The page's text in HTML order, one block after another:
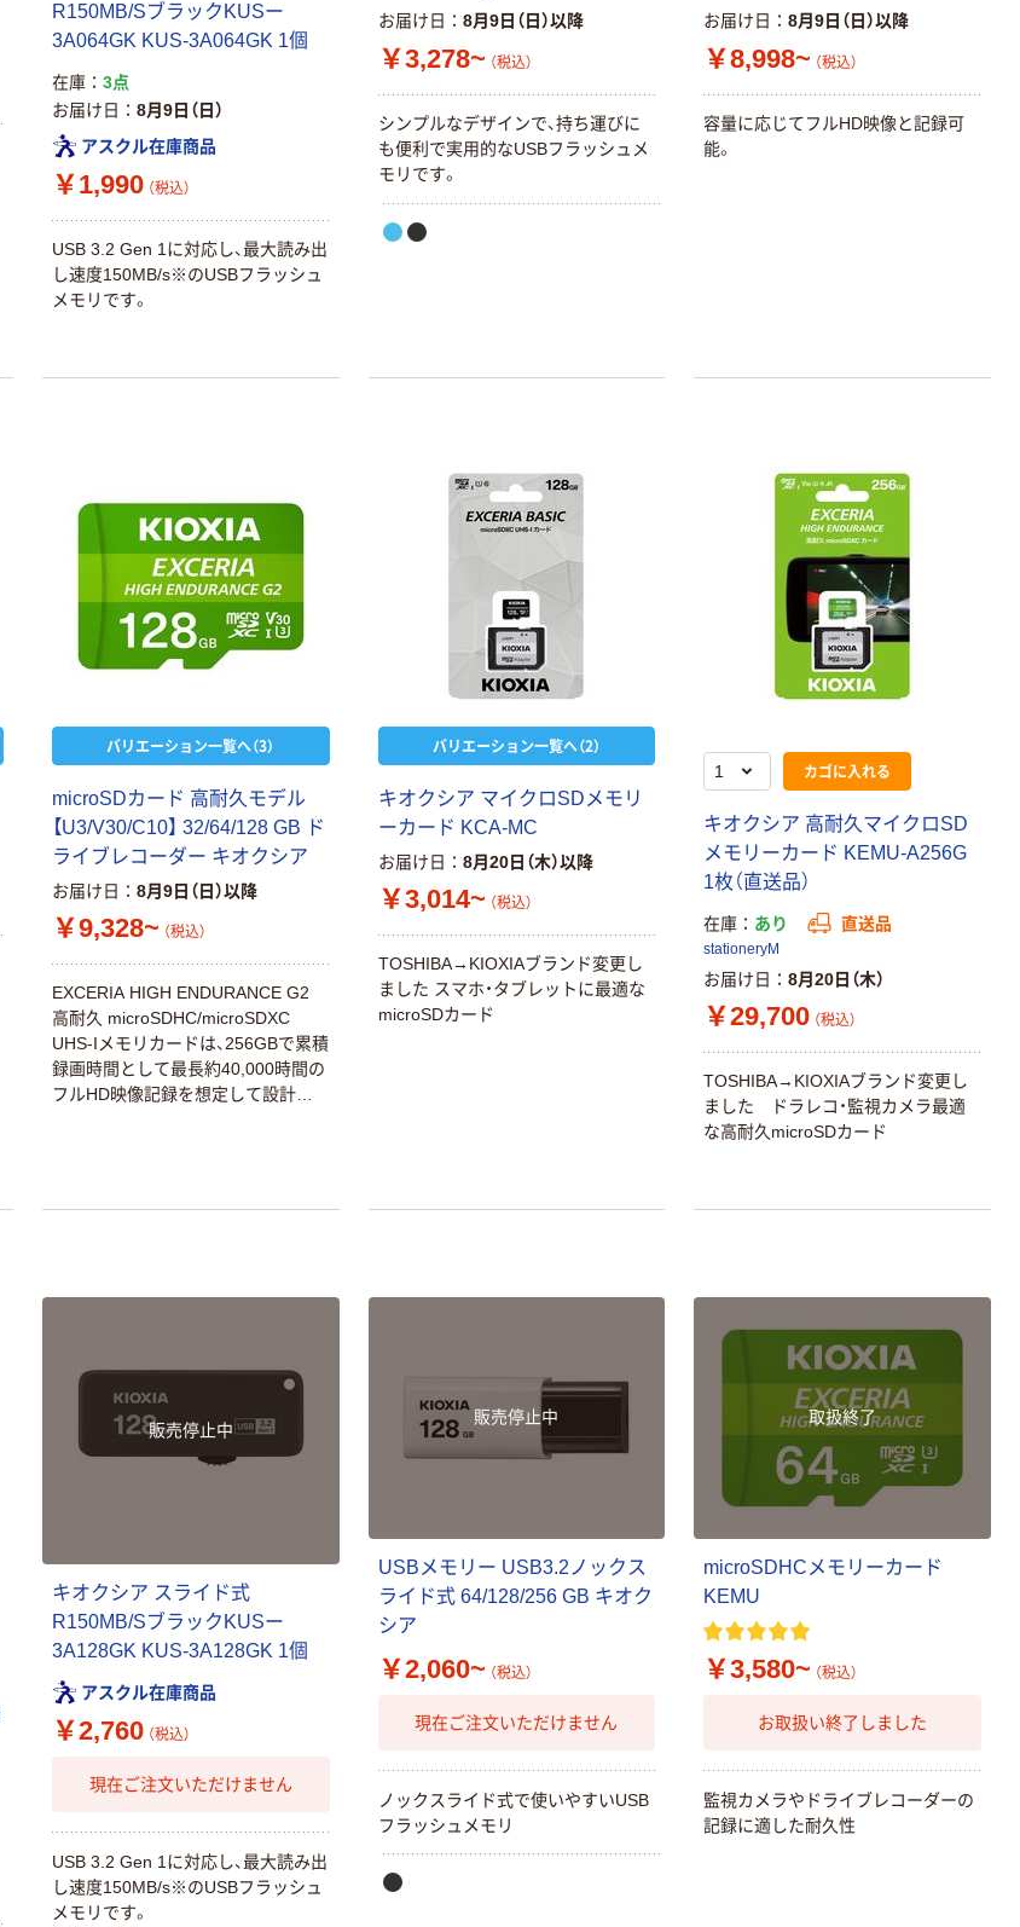
R150MB/SブラックKUSー
3A064GK KUS-3A064GK 1個
在庫
3点
お届け日
8月9日（日）
アスクル在庫商品
￥1,990 （税込）
USB 3.2 Gen 1に対応し、最大読み出
し速度150MB/s※のUSBフラッシュ
メモリです。
お届け日 8月9日（日）以降
￥3,278~ （税込）
シンプルなデザインで、持ち運びに
も便利で実用的なUSBフラッシュメ
モリです。
お届け日 8月9日（日）以降
￥8,998~ （税込）
容量に応じてフルHD映像と記録可
能。
バリエーション一覧へ（3）
microSDカード 高耐久モデル
【U3/V30/C10】 32/64/128 GB ド
ライブレコーダー キオクシア
お届け日 8月9日（日）以降
￥9,328~ （税込）
EXCERIA HIGH ENDURANCE G2
高耐久 microSDHC/microSDXC
UHS-Iメモリカードは、256GBで累積
録画時間として最長約40,000時間の
フルHD映像記録を想定して設計し
書き込みが可能です。
バリエーション一覧へ（2）
キオクシア マイクロSDメモリ
ーカード KCA-MC
お届け日 8月20日（木）以降
￥3,014~ （税込）
TOSHIBA→KIOXIAブランド変更し
ました スマホ・タブレットに最適な
microSDカード
カゴに入れる
キオクシア 高耐久マイクロSD
メモリーカード KEMU-A256G
1枚（直送品）
在庫 あり 直送品
stationeryM
お届け日 8月20日（木）
￥29,700 （税込）
TOSHIBA→KIOXIAブランド変更し
ました ドラレコ・監視カメラ最適
な高耐久microSDカード
販売停止中
キオクシア スライド式
R150MB/SブラックKUSー
3A128GK KUS-3A128GK 1個
アスクル在庫商品
￥2,760 （税込）
現在ご注文いただけません
USB 3.2 Gen 1に対応し、最大読み出
し速度150MB/s※のUSBフラッシュ
メモリです。
販売停止中
USBメモリー USB3.2ノックス
ライド式 64/128/256 GB キオク
シア
￥2,060~ （税込）
現在ご注文いただけません
ノックスライド式で使いやすいUSB
フラッシュメモリ
取扱終了
microSDHCメモリーカード
KEMU
￥3,580~ （税込）
お取扱い終了しました
監視カメラやドライブレコーダーの
記録に適した耐久性